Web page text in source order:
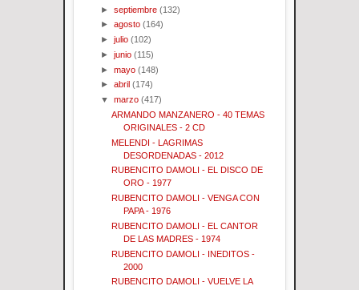
►septiembre (132)
►agosto (164)
►julio (102)
►junio (115)
►mayo (148)
►abril (174)
▼marzo (417)
ARMANDO MANZANERO - 40 TEMAS
ORIGINALES - 2 CD
MELENDI - LAGRIMAS
DESORDENADAS - 2012
RUBENCITO DAMOLI - EL DISCO DE
ORO - 1977
RUBENCITO DAMOLI - VENGA CON
PAPA - 1976
RUBENCITO DAMOLI - EL CANTOR
DE LAS MADRES - 1974
RUBENCITO DAMOLI - INEDITOS -
2000
RUBENCITO DAMOLI - VUELVE LA